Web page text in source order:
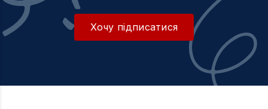
Хочу підписатися